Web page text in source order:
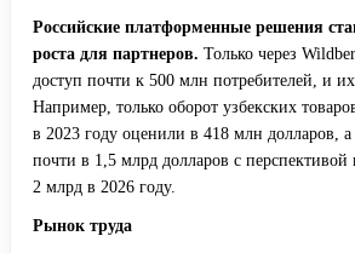
Российские платформенные решения
роста для партнеров. Только через
доступ почти к 500 млн потребителей, и их
Например, только оборот узбекских
в 2023 году оценили в 418 млн долларов,
почти в 1,5 млрд долларов с перспективой
2 млрд в 2026 году.
Рынок труда